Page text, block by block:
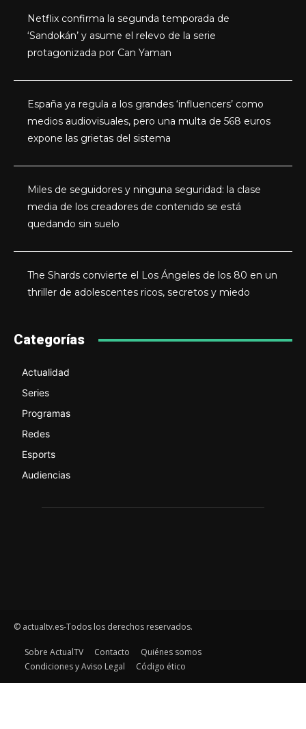
Netflix confirma la segunda temporada de
‘Sandokán’ y asume el relevo de la serie
protagonizada por Can Yaman
España ya regula a los grandes ‘influencers’ como
medios audiovisuales, pero una multa de 568 euros
expone las grietas del sistema
Miles de seguidores y ninguna seguridad: la clase
media de los creadores de contenido se está
quedando sin suelo
The Shards convierte el Los Ángeles de los 80 en un
thriller de adolescentes ricos, secretos y miedo
Categorías
Actualidad
Series
Programas
Redes
Esports
Audiencias
© actualtv.es-Todos los derechos reservados.
Sobre ActualTV Contacto
Quiénes somos
Condiciones y Aviso Legal
Código ético